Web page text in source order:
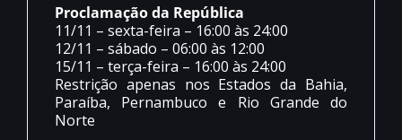
Proclamação da República
11/11 – sexta-feira – 16:00 às 24:00
12/11 – sábado – 06:00 às 12:00
15/11 – terça-feira – 16:00 às 24:00
Restrição apenas nos Estados da Bahia,
Paraíba, Pernambuco e Rio Grande do
Norte